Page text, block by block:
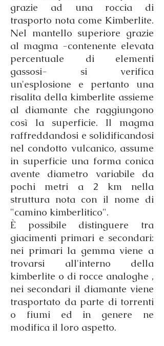
grazie ad una roccia di
trasporto nota come Kimberlite.
Nel mantello superiore grazie
al magma -contenente elevata
percentuale di elementi
gassosi- si verifica
un'esplosione e pertanto una
risalita della kimberlite assieme
al diamante che raggiungono
così la superficie. Il magma
raffreddandosi e solidificandosi
nel condotto vulcanico, assume
in superficie una forma conica
avente diametro variabile da
pochi metri a 2 km nella
struttura nota con il nome di
"camino kimberlitico".
È possibile distinguere tra
giacimenti primari e secondari:
nei primari la gemma viene a
trovarsi all'interno della
kimberlite o di rocce analoghe ,
nei secondari il diamante viene
trasportato da parte di torrenti
o fiumi ed in genere ne
modifica il loro aspetto.